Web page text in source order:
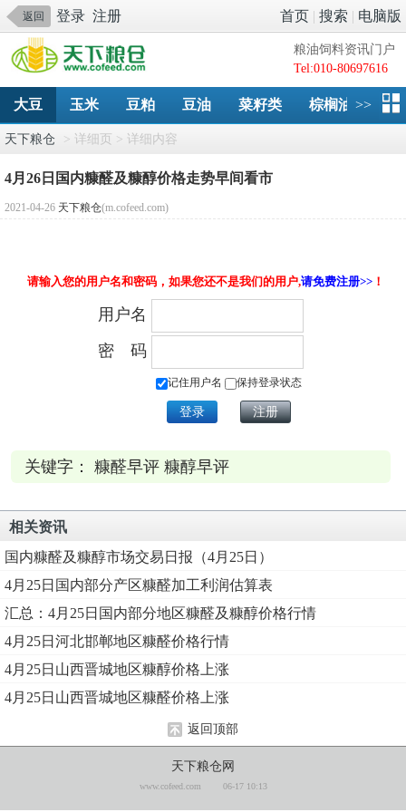
返回 登录 注册 首页 | 搜索 | 电脑版
粮油饲料资讯门户
Tel:010-80697616
大豆 玉米 豆粕 豆油 菜籽类 棕榈油 淀
>>
天下粮仓 > 详细页 > 详细内容
4月26日国内糠醛及糠醇价格走势早间看市
2021-04-26 天下粮仓(m.cofeed.com)
请输入您的用户名和密码，如果您还不是我们的用户,请免费注册>>！
用户名
密 码
记住用户名 保持登录状态
关键字： 糠醛早评 糠醇早评
相关资讯
国内糠醛及糠醇市场交易日报（4月25日）
4月25日国内部分产区糠醛加工利润估算表
汇总：4月25日国内部分地区糠醛及糠醇价格行情
4月25日河北邯郸地区糠醛价格行情
4月25日山西晋城地区糠醇价格上涨
4月25日山西晋城地区糠醛价格上涨
返回顶部
天下粮仓网
www.cofeed.com 06-17 10:13